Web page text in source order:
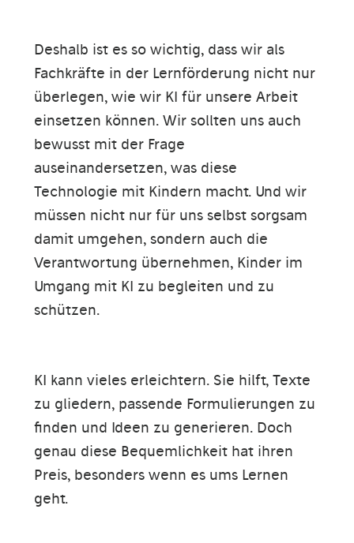
Deshalb ist es so wichtig, dass wir als
Fachkräfte in der Lernförderung nicht nur
überlegen, wie wir KI für unsere Arbeit
einsetzen können. Wir sollten uns auch
bewusst mit der Frage
auseinandersetzen, was diese
Technologie mit Kindern macht. Und wir
müssen nicht nur für uns selbst sorgsam
damit umgehen, sondern auch die
Verantwortung übernehmen, Kinder im
Umgang mit KI zu begleiten und zu
schützen.
KI kann vieles erleichtern. Sie hilft, Texte
zu gliedern, passende Formulierungen zu
finden und Ideen zu generieren. Doch
genau diese Bequemlichkeit hat ihren
Preis, besonders wenn es ums Lernen
geht.